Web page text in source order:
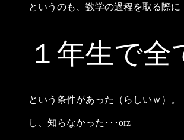
というのも、数学の過程を取る際に
１年生で
という条件があった（らしいｗ）。
し、知らなかった･･･orz